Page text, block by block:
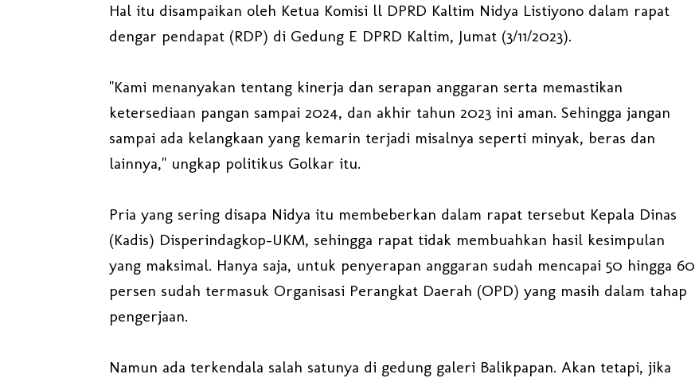
Hal itu disampaikan oleh Ketua Komisi ll DPRD Kaltim Nidya Listiyono dalam rapat
dengar pendapat (RDP) di Gedung E DPRD Kaltim, Jumat (3/11/2023).
"Kami menanyakan tentang kinerja dan serapan anggaran serta memastikan
ketersediaan pangan sampai 2024, dan akhir tahun 2023 ini aman. Sehingga jangan
sampai ada kelangkaan yang kemarin terjadi misalnya seperti minyak, beras dan
lainnya," ungkap politikus Golkar itu.
Pria yang sering disapa Nidya itu membeberkan dalam rapat tersebut Kepala Dinas
(Kadis) Disperindagkop-UKM, sehingga rapat tidak membuahkan hasil kesimpulan
yang maksimal. Hanya saja, untuk penyerapan anggaran sudah mencapai 50 hingga 60
persen sudah termasuk Organisasi Perangkat Daerah (OPD) yang masih dalam tahap
pengerjaan.
Namun ada terkendala salah satunya di gedung galeri Balikpapan. Akan tetapi, jika